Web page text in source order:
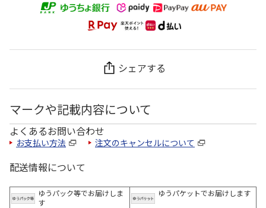
シェアする
マークや記載内容について
よくあるお問い合わせ
お支払い方法 注文のキャンセルについて
配送情報について
ゆうパック等でお届けしま
す
ゆうパケットでお届けします